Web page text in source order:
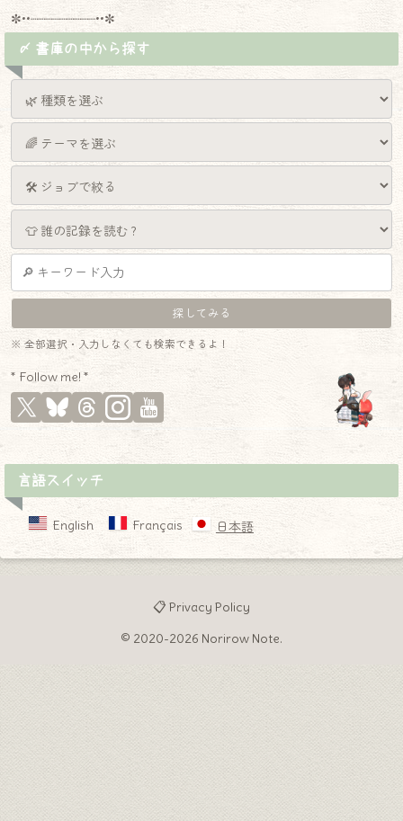
✼••┈┈┈┈┈┈┈┈┈••✼
〆 書庫の中から探す
※ 全部選択・入力しなくても検索できるよ！
* Follow me! *
言語スイッチ
English Français 日本語
📋 Privacy Policy
© 2020-2026 Norirow Note.